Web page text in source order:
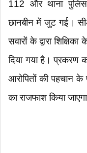
112 और थाना पुलिस
छानबीन में जुट गई।
सवारों के द्वारा
दिया गया है। प्रकरण
आरोपितों की पहचान
का राजफाश किया